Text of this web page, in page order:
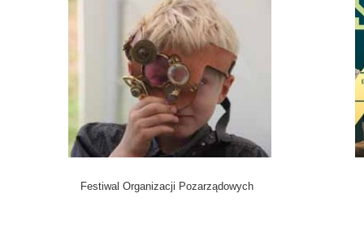
Festiwal Organizacji Pozarządowych